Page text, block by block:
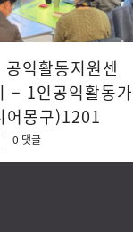
익활동지원센
– 1인공익활동가
어몽구)1201
| 0 댓글